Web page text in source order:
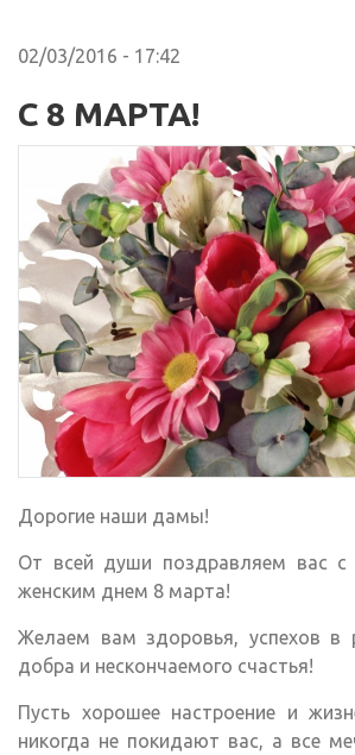
02/03/2016 - 17:42
С 8 МАРТА!
Дорогие наши дамы!
От всей души поздравляем вас
женским днем 8 марта!
Желаем вам здоровья, успехов в
добра и нескончаемого счастья!
Пусть хорошее настроение и
никогда не покидают вас, а все